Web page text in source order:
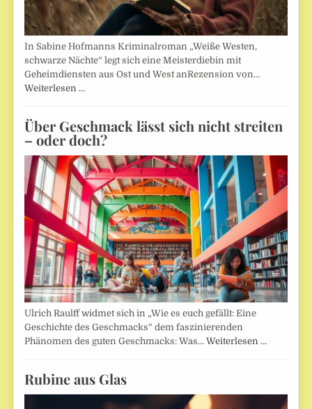
In Sabine Hofmanns Kriminalroman „Weiße Westen,
schwarze Nächte“ legt sich eine Meisterdiebin mit
Geheimdiensten aus Ost und West anRezension von…
Weiterlesen …
Über Geschmack lässt sich nicht streiten
– oder doch?
Ulrich Raulff widmet sich in „Wie es euch gefällt: Eine
Geschichte des Geschmacks“ dem faszinierenden
Phänomen des guten Geschmacks: Was…Weiterlesen …
Rubine aus Glas